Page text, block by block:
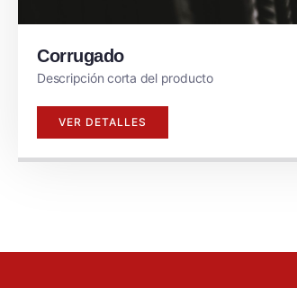
Corrugado
Descripción corta del producto
VER DETALLES